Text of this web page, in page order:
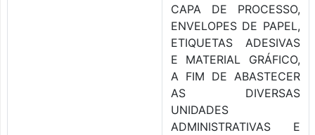
CAPA DE PROCESSO,
ENVELOPES DE PAPEL,
ETIQUETAS ADESIVAS
E MATERIAL GRÁFICO,
A FIM DE ABASTECER
AS DIVERSAS
UNIDADES
ADMINISTRATIVAS E